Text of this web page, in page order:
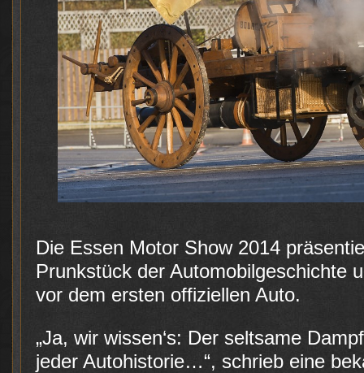
Die Essen Motor Show 2014
Prunkstück der Automobilgeschichte
vor dem ersten offiziellen Auto.
„Ja, wir wissen‘s: Der seltsame
jeder Autohistorie…“, schrieb eine